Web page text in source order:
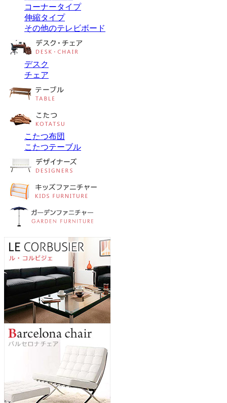
コーナータイプ
伸縮タイプ
その他のテレビボード
デスク
チェア
こたつ布団
こたつテーブル